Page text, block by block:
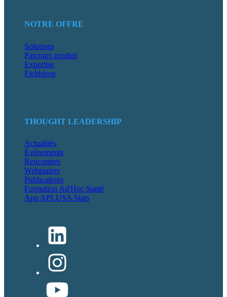
NOTRE OFFRE
Solutions
Parcours produit
Expertise
Fieldshop
THOUGHT LEADERSHIP
Actualités
Événements
Rencontres
Webinaires
Publications
Formation Ad'Hoc Santé
App APLUSA Stats